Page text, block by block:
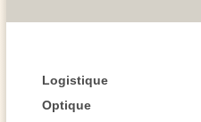
Logistique
Optique